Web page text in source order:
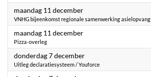
maandag 11 december2023
VNHG bijeenkomst regionale samenwerking asielopvang
maandag 11 december2023
Pizza-overleg
donderdag 7 december2023
Uitleg declaratiesysteem / Youforce